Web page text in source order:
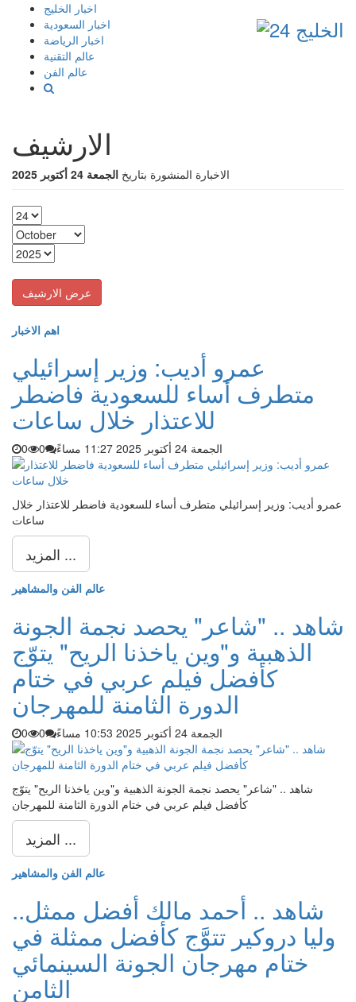
إذهب
المحتوى
اخبار الخليج
اخبار السعودية
اخبار الرياضة
عالم التقنية
عالم الفن
الارشيف
الاخبارة المنشورة بتاريخ الجمعة 24 أكتوبر 2025
اهم الاخبار
عمرو أديب: وزير إسرائيلي
متطرف أساء للسعودية فاضطر
للاعتذار خلال ساعات
الجمعة 24 أكتوبر 2025 11:27 مساءً 0
0
عمرو أديب: وزير إسرائيلي متطرف أساء للسعودية فاضطر للاعتذار خلال
ساعات
المزيد ...
عالم الفن والمشاهير
شاهد .. "شاعر" يحصد نجمة الجونة
الذهبية و"وين ياخذنا الريح" يتوّج
كأفضل فيلم عربي في ختام
الدورة الثامنة للمهرجان
الجمعة 24 أكتوبر 2025 10:53 مساءً 0
0
شاهد .. "شاعر" يحصد نجمة الجونة الذهبية و"وين ياخذنا الريح" يتوّج
كأفضل فيلم عربي في ختام الدورة الثامنة للمهرجان
المزيد ...
عالم الفن والمشاهير
شاهد .. أحمد مالك أفضل ممثل..
وليا دروكير تتوَّج كأفضل ممثلة في
ختام مهرجان الجونة السينمائي
الثامن